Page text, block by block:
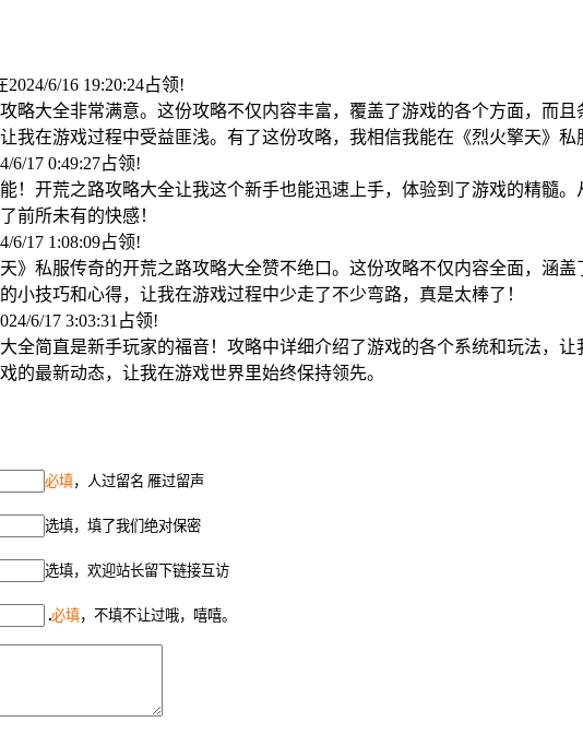
2024/6/16 19:20:24占领!
略大全非常满意。这份攻略不仅内容丰富，覆盖了游戏的各个方面，而
我在游戏过程中受益匪浅。有了这份攻略，我相信我能在《烈火擎天》私
6/17 0:49:27占领!
！开荒之路攻略大全让我这个新手也能迅速上手，体验到了游戏的精髓
前所未有的快感！
6/17 1:08:09占领!
》私服传奇的开荒之路攻略大全赞不绝口。这份攻略不仅内容全面，涵
小技巧和心得，让我在游戏过程中少走了不少弯路，真是太棒了！
6/17 3:03:31占领!
全简直是新手玩家的福音！攻略中详细介绍了游戏的各个系统和玩法，
的最新动态，让我在游戏世界里始终保持领先。
必填，人过留名 雁过留声
选填，填了我们绝对保密
选填，欢迎站长留下链接互访
必填，不填不让过哦，嘻嘻。